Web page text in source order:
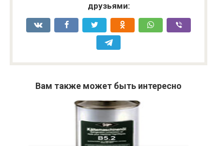
друзьями:
Вам также может быть интересно